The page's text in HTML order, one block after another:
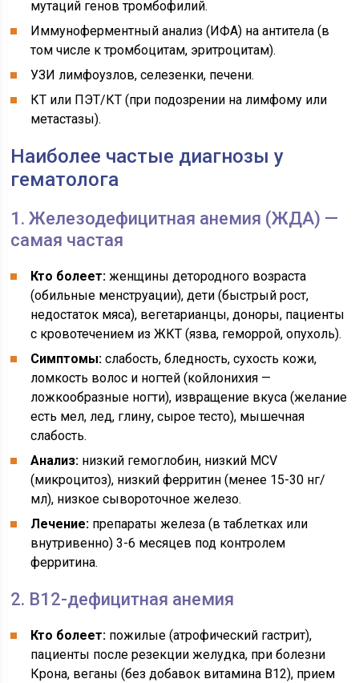
мутаций генов тромбофилий.
Иммуноферментный анализ (ИФА) на антитела (в
том числе к тромбоцитам, эритроцитам).
УЗИ лимфоузлов, селезенки, печени.
КТ или ПЭТ/КТ (при подозрении на лимфому или
метастазы).
Наиболее частые диагнозы у
гематолога
1. Железодефицитная анемия (ЖДА) —
самая частая
Кто болеет: женщины детородного возраста
(обильные менструации), дети (быстрый рост,
недостаток мяса), вегетарианцы, доноры, пациенты
с кровотечением из ЖКТ (язва, геморрой, опухоль).
Симптомы: слабость, бледность, сухость кожи,
ломкость волос и ногтей (койлонихия —
ложкообразные ногти), извращение вкуса (желание
есть мел, лед, глину, сырое тесто), мышечная
слабость.
Анализ: низкий гемоглобин, низкий MCV
(микроцитоз), низкий ферритин (менее 15-30 нг/
мл), низкое сывороточное железо.
Лечение: препараты железа (в таблетках или
внутривенно) 3-6 месяцев под контролем
ферритина.
2. В12-дефицитная анемия
Кто болеет: пожилые (атрофический гастрит),
пациенты после резекции желудка, при болезни
Крона, веганы (без добавок витамина В12), прием